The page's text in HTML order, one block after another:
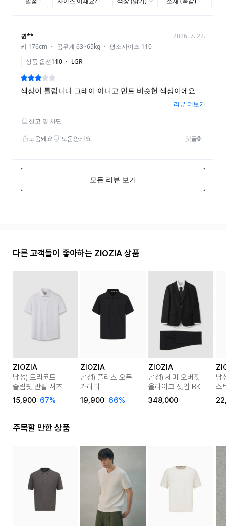
다른 고객들이 좋아하는 ZIOZIA 상품
ZIOZIA
남성) 트리코트
슬림핏 반팔 셔츠
15,900 67%
ZIOZIA
남성) 플리츠 오픈
카라티
19,900 66%
ZIOZIA
남성) 세미 오버핏
울라이크 셋업 BK
348,000
남
스
핏
주목할 만한 상품